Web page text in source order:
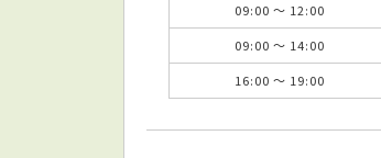
09:00 ～ 12:00
09:00 ～ 14:00
16:00 ～ 19:00